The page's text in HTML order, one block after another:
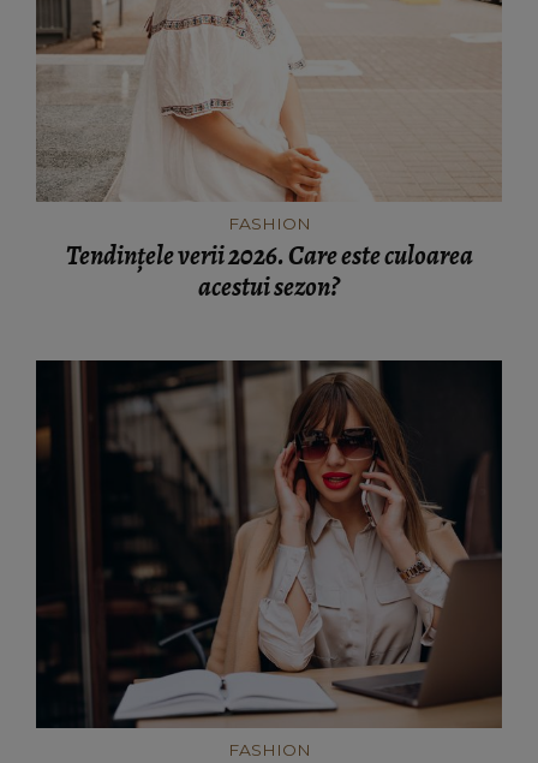
FASHION
Tendințele verii 2026. Care este culoarea
acestui sezon?
FASHION